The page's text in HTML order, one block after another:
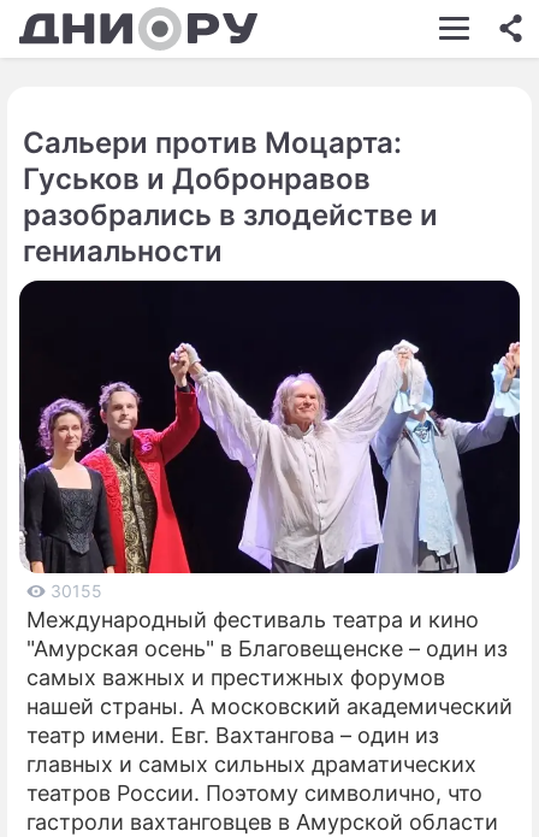
ШОУ-БИЗНЕС
КИНО
НЕДВИЖИМОСТЬ
ПРОИСШЕСТВИЯ
СОННИК
СТИЛЬ ЖИЗНИ
СЕРИАЛЫ
ИГРЫ
О ПРОЕКТЕ
Сальери против Моцарта:
Гуськов и Добронравов
разобрались в злодействе и
гениальности
30155
Международный фестиваль театра и кино
"Амурская осень" в Благовещенске – один из
самых важных и престижных форумов
нашей страны. А московский академический
театр имени. Евг. Вахтангова – один из
главных и самых сильных драматических
театров России. Поэтому символично, что
гастроли вахтанговцев в Амурской области